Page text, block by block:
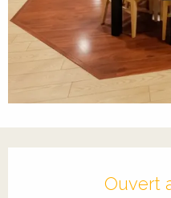
Ouvert